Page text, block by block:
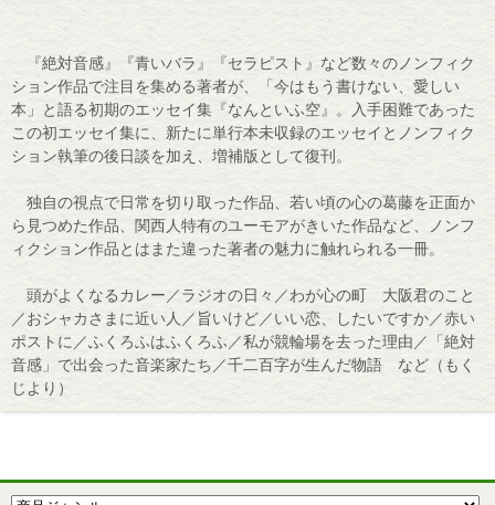
『絶対音感』『青いバラ』『セラピスト』など数々のノンフィク
ション作品で注目を集める著者が、「今はもう書けない、愛しい
本」と語る初期のエッセイ集『なんといふ空』。入手困難であった
この初エッセイ集に、新たに単行本未収録のエッセイとノンフィク
ション執筆の後日談を加え、増補版として復刊。
独自の視点で日常を切り取った作品、若い頃の心の葛藤を正面か
ら見つめた作品、関西人特有のユーモアがきいた作品など、ノンフ
ィクション作品とはまた違った著者の魅力に触れられる一冊。
頭がよくなるカレー／ラジオの日々／わが心の町 大阪君のこと
／おシャカさまに近い人／旨いけど／いい恋、したいですか／赤い
ポストに／ふくろふはふくろふ／私が競輪場を去った理由／「絶対
音感」で出会った音楽家たち／千二百字が生んだ物語 など（もく
じより）